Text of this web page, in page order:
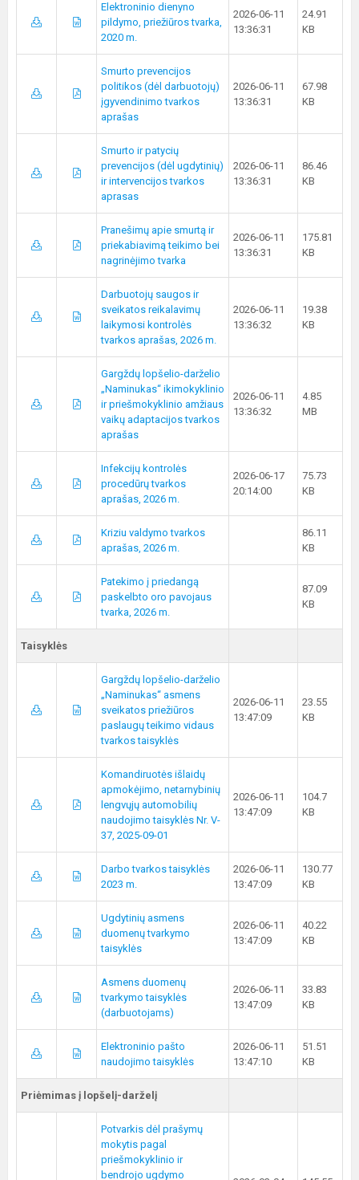
Elektroninio dienyno
pildymo, priežiūros tvarka,
2020 m.
2026-06-11
13:36:31
24.91
KB
Smurto prevencijos
politikos (dėl darbuotojų)
įgyvendinimo tvarkos
aprašas
2026-06-11
13:36:31
67.98
KB
Smurto ir patycių
prevencijos (dėl ugdytinių)
ir intervencijos tvarkos
aprasas
2026-06-11
13:36:31
86.46
KB
Pranešimų apie smurtą ir
priekabiavimą teikimo bei
nagrinėjimo tvarka
2026-06-11
13:36:31
175.81
KB
Darbuotojų saugos ir
sveikatos reikalavimų
laikymosi kontrolės
tvarkos aprašas, 2026 m.
2026-06-11
13:36:32
19.38
KB
Gargždų lopšelio-darželio
„Naminukas“ ikimokyklinio
ir priešmokyklinio amžiaus
vaikų adaptacijos tvarkos
aprašas
2026-06-11
13:36:32
4.85
MB
Infekcijų kontrolės
procedūrų tvarkos
aprašas, 2026 m.
2026-06-17
20:14:00
75.73
KB
Kriziu valdymo tvarkos
aprašas, 2026 m.
86.11
KB
Patekimo į priedangą
paskelbto oro pavojaus
tvarka, 2026 m.
87.09
KB
Taisyklės
Gargždų lopšelio-darželio
„Naminukas“ asmens
sveikatos priežiūros
paslaugų teikimo vidaus
tvarkos taisyklės
2026-06-11
13:47:09
23.55
KB
Komandiruotės išlaidų
apmokėjimo, netarnybinių
lengvųjų automobilių
naudojimo taisyklės Nr. V-
37, 2025-09-01
2026-06-11
13:47:09
104.7
KB
Darbo tvarkos taisyklės
2023 m.
2026-06-11
13:47:09
130.77
KB
Ugdytinių asmens
duomenų tvarkymo
taisyklės
2026-06-11
13:47:09
40.22
KB
Asmens duomenų
tvarkymo taisyklės
(darbuotojams)
2026-06-11
13:47:09
33.83
KB
Elektroninio pašto
naudojimo taisyklės
2026-06-11
13:47:10
51.51
KB
Priėmimas į lopšelį-darželį
Potvarkis dėl prašymų
mokytis pagal
priešmokyklinio ir
bendrojo ugdymo